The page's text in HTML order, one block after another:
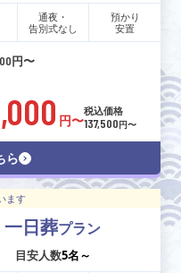
通夜・
告別式なし
預かり
安置
円〜
円〜
税込価格
137,500円〜
ら
ます
一日葬プラン
目安人数5名～